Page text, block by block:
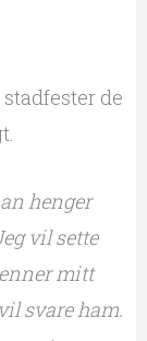
de
henger
vil sette
mitt
svare ham.